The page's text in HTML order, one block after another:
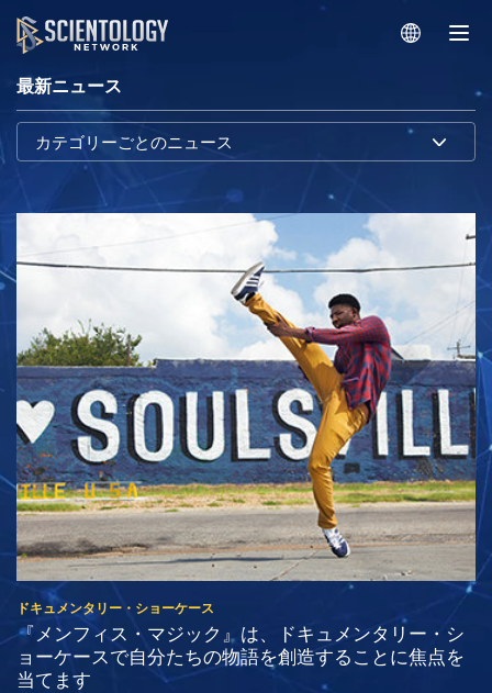
最新ニュース
カテゴリーごとのニュース
ドキュメンタリー・ショーケース
『メンフィス・マジック』は、ドキュメンタリー・シ
ョーケースで自分たちの物語を創造することに焦点を
当てます